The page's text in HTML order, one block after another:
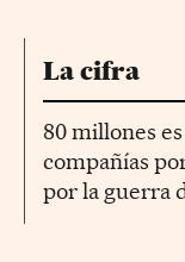
La cifra
80 millones
compañías
por la guerra